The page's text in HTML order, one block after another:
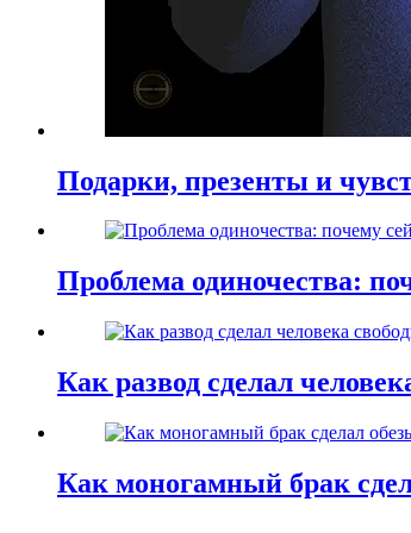
Подарки, презенты и
Проблема одиночества:
Как развод сделал
Как моногамный брак